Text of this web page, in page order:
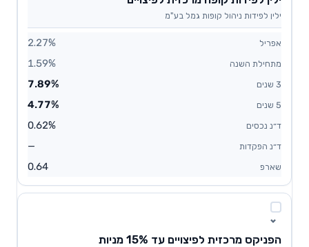
ילין לפידות ניהול קופות גמל בע"מ
2.27%
1.59%
7.89%
4.77%
0.62%
—
0.64
הפניקס מרכזית לפיצויים עד 15% מניות